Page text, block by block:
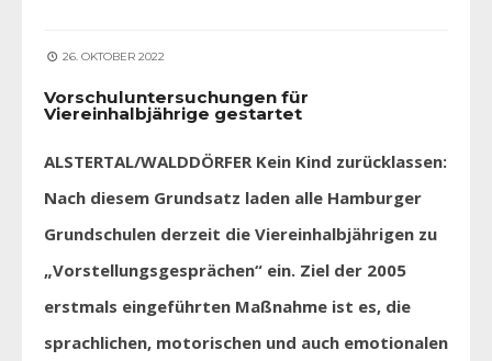
26. OKTOBER 2022
Vorschuluntersuchungen für
Viereinhalbjährige gestartet
ALSTERTAL/WALDDÖRFER Kein Kind zurücklassen:
Nach diesem Grundsatz laden alle Hamburger
Grundschulen derzeit die Viereinhalbjährigen zu
„Vorstellungsgesprächen“ ein. Ziel der 2005
erstmals eingeführten Maßnahme ist es, die
sprachlichen, motorischen und auch emotionalen